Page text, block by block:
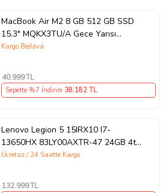
MacBook Air M2 8 GB 512 GB SSD
15.3" MQKX3TU/A Gece Yarısı
Outlet (Açıklamayı Okuyunuz)
Kargo Bedava
40.999TL
Sepette %7 İndirim 38.182TL
Lenovo Legion 5 15IRX10 I7-
13650HX 83LY00AXTR-47 24GB 4tb
RTX5060 8gb W11PRO 15.3"
Ücretsiz / 24 Saatte Kargo
132.999TL